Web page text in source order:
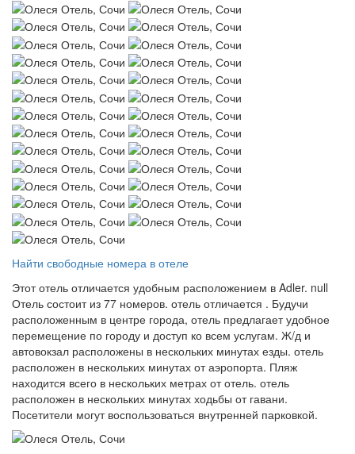
Найти свободные номера в отеле
Этот отель отличается удобным расположением в Adler. null
Отель состоит из 77 номеров. отель отличается . Будучи
расположенным в центре города, отель предлагает удобное
перемещение по городу и доступ ко всем услугам. Ж/д и
автовокзал расположены в нескольких минутах езды. отель
расположен в нескольких минутах от аэропорта. Пляж
находится всего в нескольких метрах от отель. отель
расположен в нескольких минутах ходьбы от гавани.
Посетители могут воспользоваться внутренней парковкой.